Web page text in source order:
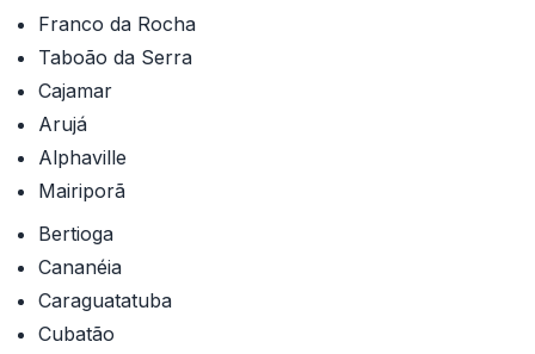
Franco da Rocha
Taboão da Serra
Cajamar
Arujá
Alphaville
Mairiporã
Bertioga
Cananéia
Caraguatatuba
Cubatão